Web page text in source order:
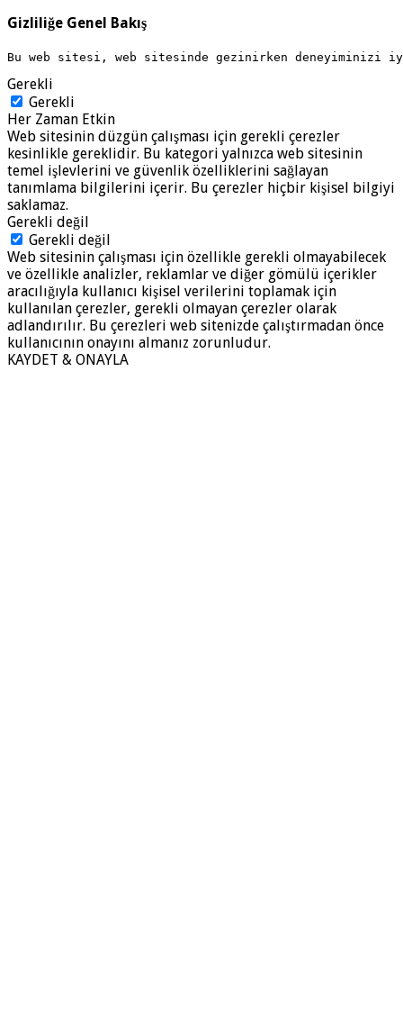
Gizliliğe Genel Bakış
Bu web sitesi, web sitesinde gezinirken deneyiminizi
Gerekli
Gerekli
Her Zaman Etkin
Web sitesinin düzgün çalışması için gerekli çerezler
kesinlikle gereklidir. Bu kategori yalnızca web sitesinin
temel işlevlerini ve güvenlik özelliklerini sağlayan
tanımlama bilgilerini içerir. Bu çerezler hiçbir kişisel bilgiyi
saklamaz.
Gerekli değil
Gerekli değil
Web sitesinin çalışması için özellikle gerekli olmayabilecek
ve özellikle analizler, reklamlar ve diğer gömülü içerikler
aracılığıyla kullanıcı kişisel verilerini toplamak için
kullanılan çerezler, gerekli olmayan çerezler olarak
adlandırılır. Bu çerezleri web sitenizde çalıştırmadan önce
kullanıcının onayını almanız zorunludur.
KAYDET & ONAYLA